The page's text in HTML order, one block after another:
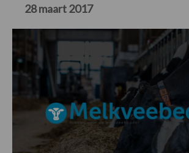
28 maart 2017